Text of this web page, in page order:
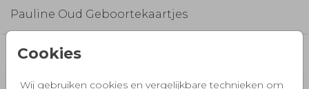
Cookies
Wij gebruiken cookies en vergelijkbare technieken om
Pauline Oud Geboortekaartjes
Misschien vind je dit ook mooi 🧡